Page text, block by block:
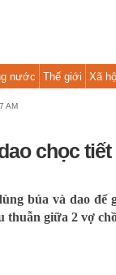
nước Thế giới Xã
AM
chọc
búa và dao để
thuẫn giữa 2 vợ